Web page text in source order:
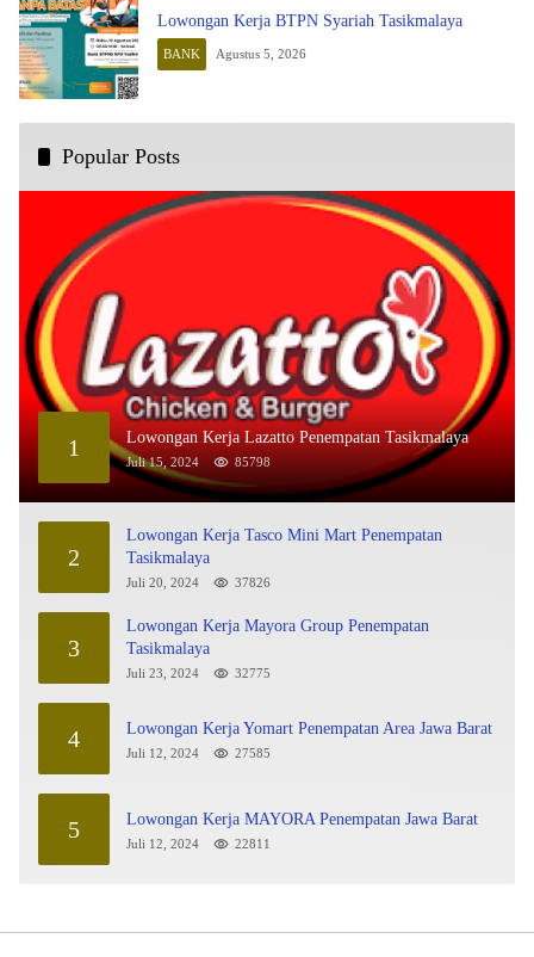
Lowongan Kerja BTPN Syariah Tasikmalaya
BANK Agustus 5, 2026
Popular Posts
1 Lowongan Kerja Lazatto Penempatan Tasikmalaya
Juli 15, 2024 85798
2
Lowongan Kerja Tasco Mini Mart Penempatan
Tasikmalaya
Juli 20, 2024 37826
3
Lowongan Kerja Mayora Group Penempatan
Tasikmalaya
Juli 23, 2024 32775
4 Lowongan Kerja Yomart Penempatan Area Jawa Barat
Juli 12, 2024 27585
5 Lowongan Kerja MAYORA Penempatan Jawa Barat
Juli 12, 2024 22811